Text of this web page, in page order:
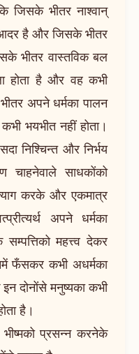
जिसके भीतर नाश्वान्
है और जिसके भीतर
भीतर वास्तविक बल
होता है और वह कभी
अपने धर्मका पालन
भयभीत नहीं होता।
निश्चिन्त और निर्भय
चाहनेवाले साधकोंको
करके और एकमात्र
अपने धर्मका
महत्त्व देकर
फँसकर कभी अधर्मका
दोनोंसे मनुष्यका कभी
है।
भीष्मको प्रसन्न करनेके